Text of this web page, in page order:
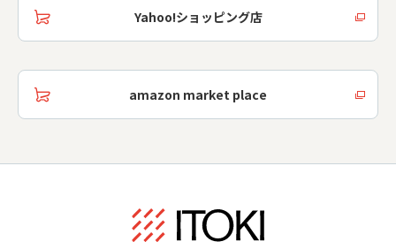
Yahoo!ショッピング店
amazon market place